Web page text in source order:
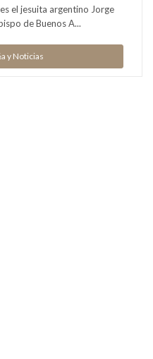
el jesuita argentino Jorge
de Buenos A...
y Noticias